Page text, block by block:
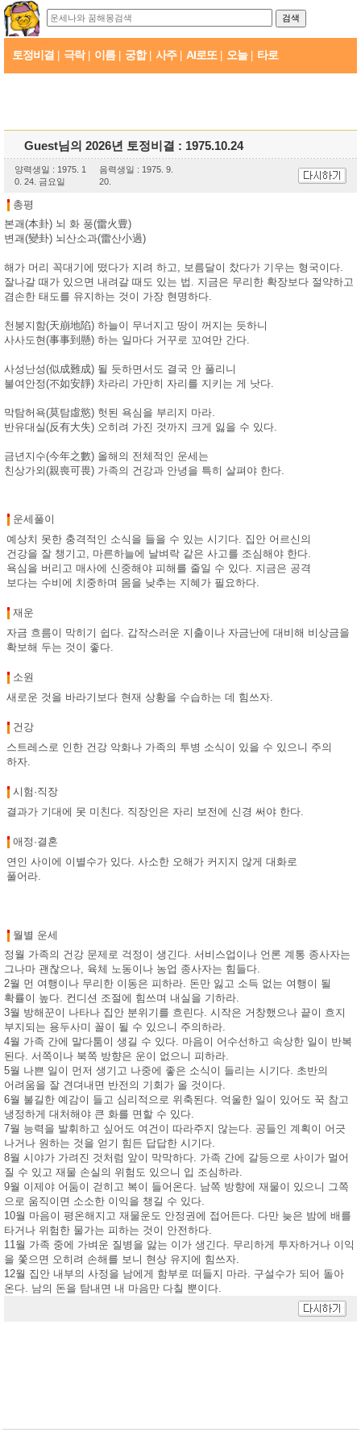
토정비결 극락 이름 궁합 사주 AI로또 오늘 타로
Guest님의 2026년 토정비결 : 1975.10.24
양력생일 : 1975. 1
0. 24. 금요일
음력생일 : 1975. 9.
20.
총평
본괘(本卦) 뇌 화 풍(雷火豊)
변괘(變卦) 뇌산소과(雷산小過)
해가 머리 꼭대기에 떴다가 지려 하고, 보름달이 찼다가 기우는 형국이다.
잘나갈 때가 있으면 내려갈 때도 있는 법. 지금은 무리한 확장보다 절약하고
겸손한 태도를 유지하는 것이 가장 현명하다.
천붕지함(天崩地陷) 하늘이 무너지고 땅이 꺼지는 듯하니
사사도현(事事到懸) 하는 일마다 거꾸로 꼬여만 간다.
사성난성(似成難成) 될 듯하면서도 결국 안 풀리니
불여안정(不如安靜) 차라리 가만히 자리를 지키는 게 낫다.
막탐허욕(莫탐虛慾) 헛된 욕심을 부리지 마라.
반유대실(反有大失) 오히려 가진 것까지 크게 잃을 수 있다.
금년지수(今年之數) 올해의 전체적인 운세는
친상가외(親喪可畏) 가족의 건강과 안녕을 특히 살펴야 한다.
운세풀이
예상치 못한 충격적인 소식을 들을 수 있는 시기다. 집안 어르신의
건강을 잘 챙기고, 마른하늘에 날벼락 같은 사고를 조심해야 한다.
욕심을 버리고 매사에 신중해야 피해를 줄일 수 있다. 지금은 공격
보다는 수비에 치중하며 몸을 낮추는 지혜가 필요하다.
재운
자금 흐름이 막히기 쉽다. 갑작스러운 지출이나 자금난에 대비해 비상금을
확보해 두는 것이 좋다.
소원
새로운 것을 바라기보다 현재 상황을 수습하는 데 힘쓰자.
건강
스트레스로 인한 건강 악화나 가족의 투병 소식이 있을 수 있으니 주의
하자.
시험·직장
결과가 기대에 못 미친다. 직장인은 자리 보전에 신경 써야 한다.
애정·결혼
연인 사이에 이별수가 있다. 사소한 오해가 커지지 않게 대화로
풀어라.
월별 운세
정월 가족의 건강 문제로 걱정이 생긴다. 서비스업이나 언론 계통 종사자는
그나마 괜찮으나, 육체 노동이나 농업 종사자는 힘들다.
2월 먼 여행이나 무리한 이동은 피하라. 돈만 잃고 소득 없는 여행이 될
확률이 높다. 컨디션 조절에 힘쓰며 내실을 기하라.
3월 방해꾼이 나타나 집안 분위기를 흐린다. 시작은 거창했으나 끝이 흐지
부지되는 용두사미 꼴이 될 수 있으니 주의하라.
4월 가족 간에 말다툼이 생길 수 있다. 마음이 어수선하고 속상한 일이 반복
된다. 서쪽이나 북쪽 방향은 운이 없으니 피하라.
5월 나쁜 일이 먼저 생기고 나중에 좋은 소식이 들리는 시기다. 초반의
어려움을 잘 견뎌내면 반전의 기회가 올 것이다.
6월 불길한 예감이 들고 심리적으로 위축된다. 억울한 일이 있어도 꾹 참고
냉정하게 대처해야 큰 화를 면할 수 있다.
7월 능력을 발휘하고 싶어도 여건이 따라주지 않는다. 공들인 계획이 어긋
나거나 원하는 것을 얻기 힘든 답답한 시기다.
8월 시야가 가려진 것처럼 앞이 막막하다. 가족 간에 갈등으로 사이가 멀어
질 수 있고 재물 손실의 위험도 있으니 입 조심하라.
9월 이제야 어둠이 걷히고 복이 들어온다. 남쪽 방향에 재물이 있으니 그쪽
으로 움직이면 소소한 이익을 챙길 수 있다.
10월 마음이 평온해지고 재물운도 안정권에 접어든다. 다만 늦은 밤에 배를
타거나 위험한 물가는 피하는 것이 안전하다.
11월 가족 중에 가벼운 질병을 앓는 이가 생긴다. 무리하게 투자하거나 이익
을 쫓으면 오히려 손해를 보니 현상 유지에 힘쓰자.
12월 집안 내부의 사정을 남에게 함부로 떠들지 마라. 구설수가 되어 돌아
온다. 남의 돈을 탐내면 내 마음만 다칠 뿐이다.